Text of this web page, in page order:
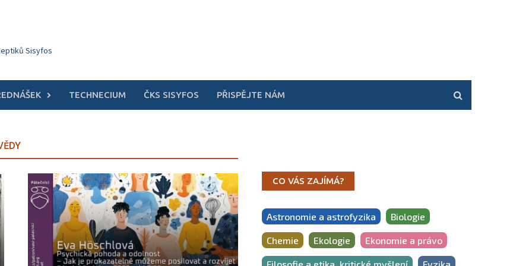
Sisyfos
TECHNECIUM ČKS SISYFOS PŘISPĚJTE NÁM
CO VÁS ZAJÍMÁ?
Astronomie a astrofyzika Biologie
Chemie Ekologie Ekonomie a právo